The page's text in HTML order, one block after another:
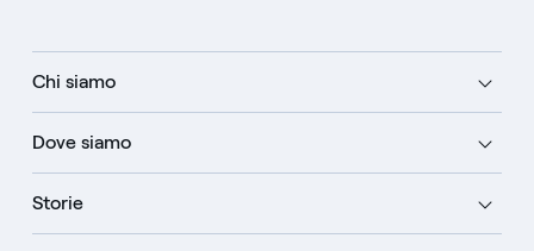
Chi siamo
Dove siamo
Storie